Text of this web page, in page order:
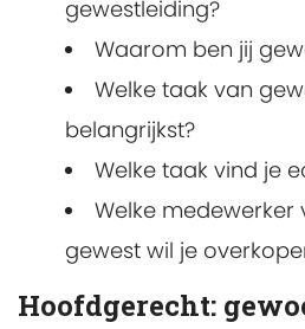
gewestleiding?
Waarom ben jij
Welke taak van
belangrijkst?
Welke taak vind je
Welke medewerker
gewest wil je
Hoofdgerecht: